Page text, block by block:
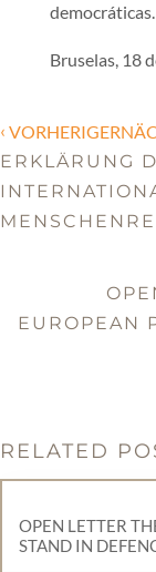
democráticas.
Bruselas, 18
‹
ERKLÄRUNG
EUROPEAN
RELATED
OPEN LETTER
STAND IN